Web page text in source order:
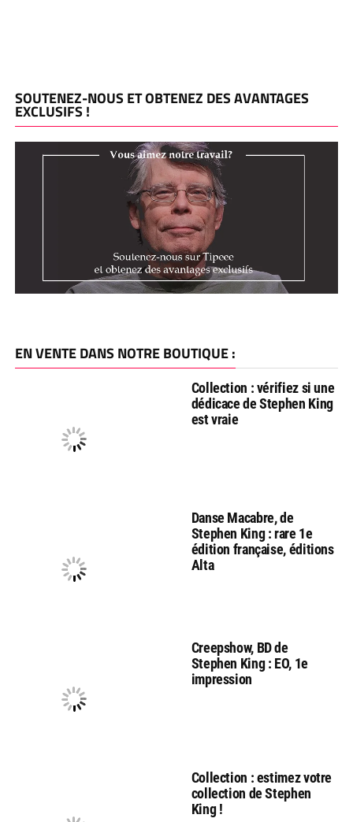
SOUTENEZ-NOUS ET OBTENEZ DES AVANTAGES
EXCLUSIFS !
EN VENTE DANS NOTRE BOUTIQUE :
Collection : vérifiez si une
dédicace de Stephen King
est vraie
Danse Macabre, de
Stephen King : rare 1e
édition française, éditions
Alta
Creepshow, BD de
Stephen King : EO, 1e
impression
Collection : estimez votre
collection de Stephen
King !